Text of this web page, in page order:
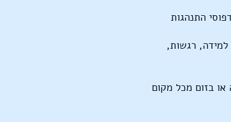
ההורה מעצב מחדש דפוסי התנהגות
למידה, רגשות,
או בזום מכל מקום